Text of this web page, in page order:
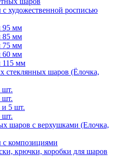
художественной росписью
95 мм
85 мм
75 мм
60 мм
115 мм
стеклянных шаров (Ёлочка,
5 шт.
шаров с верхушками (Елочка,
композициями
крючки, коробки для шаров